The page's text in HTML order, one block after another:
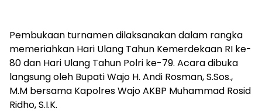
Pembukaan turnamen dilaksanakan dalam rangka
memeriahkan Hari Ulang Tahun Kemerdekaan RI ke-
80 dan Hari Ulang Tahun Polri ke-79. Acara dibuka
langsung oleh Bupati Wajo H. Andi Rosman, S.Sos.,
M.M bersama Kapolres Wajo AKBP Muhammad Rosid
Ridho, S.I.K.